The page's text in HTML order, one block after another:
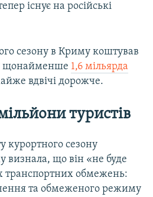
існує на російські
сезону в Криму коштував
щонайменше 1,6 мільярда
вдвічі дорожче.
туристів
курортного сезону
визнала, що він «не буде
транспортних обмежень:
та обмеженого режиму